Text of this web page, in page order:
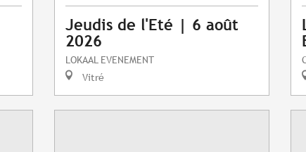
Jeudis de l'Eté | 6 août
2026
LOKAAL EVENEMENT
Vitré